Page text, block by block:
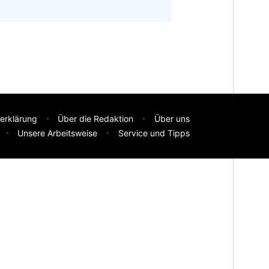
Über die Redaktion
Über uns
Unsere Arbeitsweise Service und Tipps